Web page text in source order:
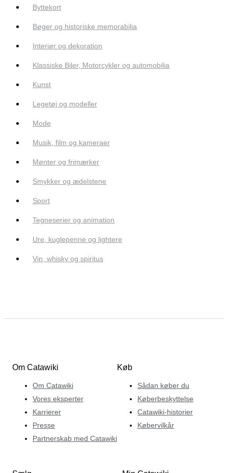
Byttekort
Bøger og historiske memorabilia
Interiør og dekoration
Klassiske Biler, Motorcykler og automobilia
Kunst
Legetøj og modeller
Mode
Musik, film og kameraer
Mønter og frimærker
Smykker og ædelstene
Sport
Tegneserier og animation
Ure, kuglepenne og lightere
Vin, whisky og spiritus
Om Catawiki
Om Catawiki
Vores eksperter
Karrierer
Presse
Partnerskab med Catawiki
Køb
Sådan køber du
Køberbeskyttelse
Catawiki-historier
Købervilkår